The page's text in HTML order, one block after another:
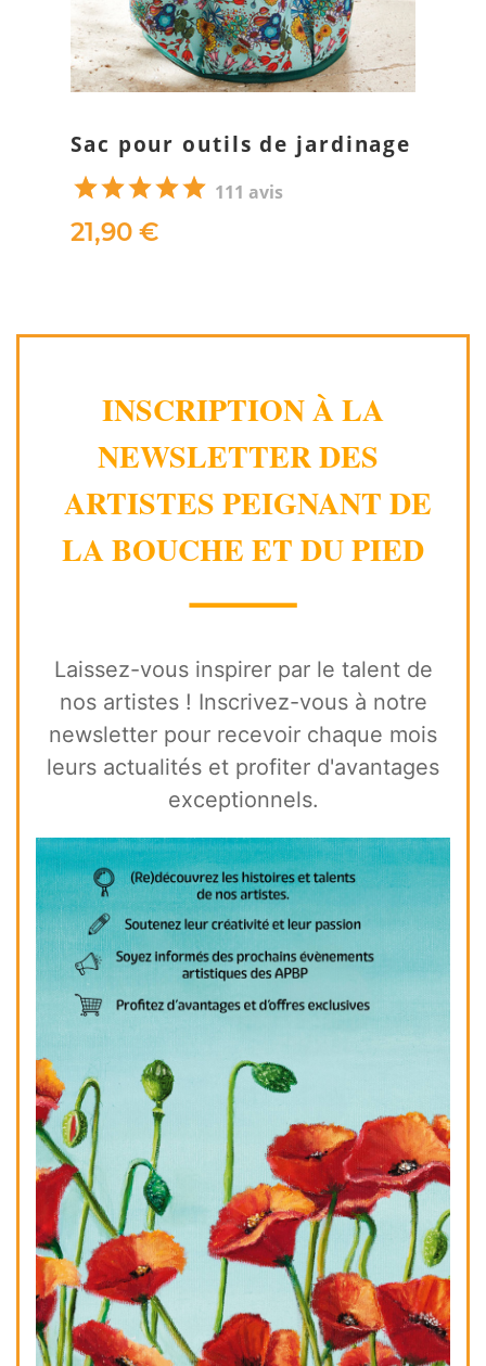
Sac pour outils de jardinage
111 avis
21,90 €
INSCRIPTION À LA
NEWSLETTER DES
ARTISTES PEIGNANT DE
LA BOUCHE ET DU PIED
⸻
Laissez-vous inspirer par le talent de
nos artistes ! Inscrivez-vous à notre
newsletter pour recevoir chaque mois
leurs actualités et profiter d'avantages
exceptionnels.